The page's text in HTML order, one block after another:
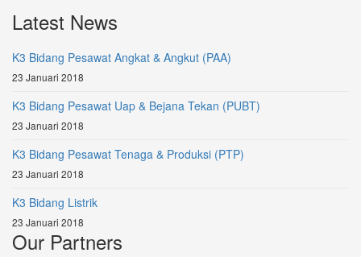
Latest News
K3 Bidang Pesawat Angkat & Angkut (PAA)
23 Januari 2018
K3 Bidang Pesawat Uap & Bejana Tekan (PUBT)
23 Januari 2018
K3 Bidang Pesawat Tenaga & Produksi (PTP)
23 Januari 2018
K3 Bidang Listrik
23 Januari 2018
Our Partners